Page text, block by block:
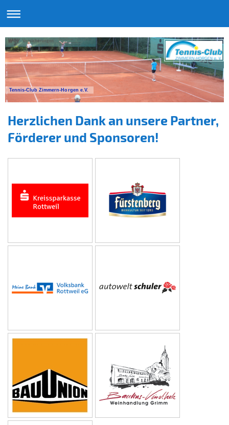
Tennis-Club Zimmern-Horgen e.V.
Herzlichen Dank an unsere Partner,
Förderer und Sponsoren!